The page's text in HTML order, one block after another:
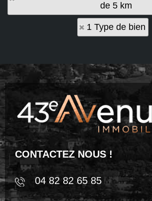
de 5 km
1 Type de bien
CONTACTEZ NOUS !
04 82 82 65 85